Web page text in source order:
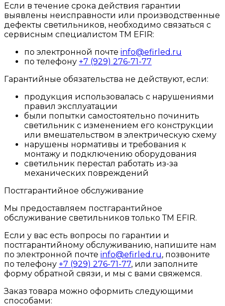
Если в течение срока действия гарантии
выявлены неисправности или производственные
дефекты светильников, необходимо связаться с
сервисным специалистом ТМ EFIR:
по электронной почте info@efirled.ru
по телефону +7 (929) 276-71-77
Гарантийные обязательства не действуют, если:
продукция использовалась с нарушениями
правил эксплуатации
были попытки самостоятельно починить
светильник с изменением его конструкции
или вмешательством в электрическую схему
нарушены нормативы и требования к
монтажу и подключению оборудования
светильник перестал работать из-за
механических повреждений
Постгарантийное обслуживание
Мы предоставляем постгарантийное
обслуживание светильников только ТМ EFIR.
Если у вас есть вопросы по гарантии и
постгарантийному обслуживанию, напишите нам
по электронной почте info@efirled.ru, позвоните
по телефону +7 (929) 276-71-77, или заполните
форму обратной связи, и мы с вами свяжемся.
Заказ товара можно оформить следующими
способами: